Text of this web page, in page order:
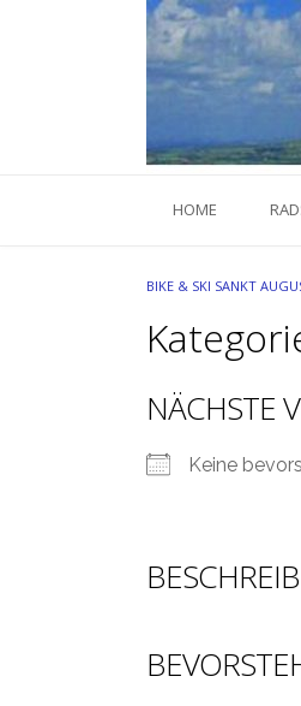
HOME
BIKE & SKI SANKT
NÄCHSTE
Keine